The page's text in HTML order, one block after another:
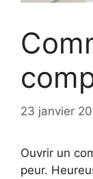
23 janvier
Ouvrir un
peur.